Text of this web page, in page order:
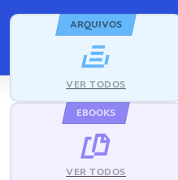
ARQUIVOS
VER TODOS
EBOOKS
VER TODOS